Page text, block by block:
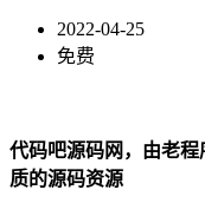
2022-04-25
免费
代码吧源码网，由老
质的源码资源